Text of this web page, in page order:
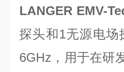
LANGER EMV-
探头和1无源电场
6GHz，用于在研